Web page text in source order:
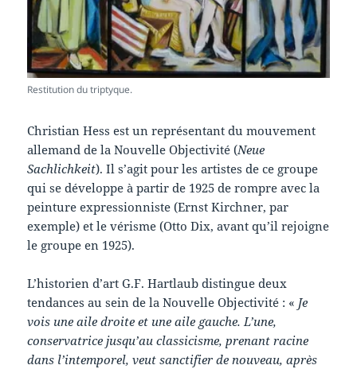
Restitution du triptyque.
Christian Hess est un représentant du mouvement
allemand de la Nouvelle Objectivité (Neue
Sachlichkeit). Il s’agit pour les artistes de ce groupe
qui se développe à partir de 1925 de rompre avec la
peinture expressionniste (Ernst Kirchner, par
exemple) et le vérisme (Otto Dix, avant qu’il rejoigne
le groupe en 1925).
L’historien d’art G.F. Hartlaub distingue deux
tendances au sein de la Nouvelle Objectivité : « Je
vois une aile droite et une aile gauche. L’une,
conservatrice jusqu’au classicisme, prenant racine
dans l’intemporel, veut sanctifier de nouveau, après